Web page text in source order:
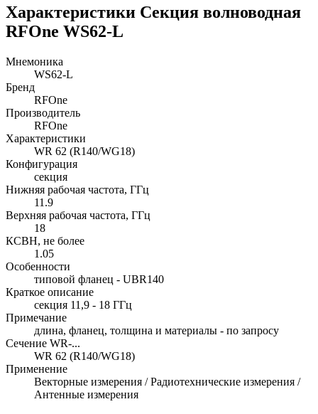
Характеристики Секция волноводная
RFOne WS62-L
Мнемоника
WS62-L
Бренд
RFOne
Производитель
RFOne
Характеристики
WR 62 (R140/WG18)
Конфигурация
секция
Нижняя рабочая частота, ГГц
11.9
Верхняя рабочая частота, ГГц
18
КСВН, не более
1.05
Особенности
типовой фланец - UBR140
Краткое описание
секция 11,9 - 18 ГГц
Примечание
длина, фланец, толщина и материалы - по запросу
Сечение WR-...
WR 62 (R140/WG18)
Применение
Векторные измерения / Радиотехнические измерения /
Антенные измерения